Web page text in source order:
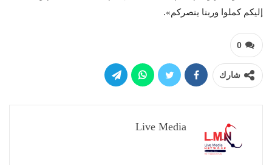
إليكم كملوا وربنا ينصركم».
0
شارك
Live Media